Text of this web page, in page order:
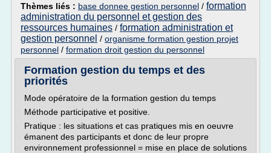
Thèmes liés : base donnee gestion personnel / formation
administration du personnel et gestion des
ressources humaines / formation administration et
gestion personnel / organisme formation gestion projet
personnel / formation droit gestion du personnel
Formation gestion du temps et des
priorités
Mode opératoire de la formation gestion du temps
Méthode participative et positive.
Pratique : les situations et cas pratiques mis en oeuvre
émanent des participants et donc de leur propre
environnement professionnel = mise en place de solutions